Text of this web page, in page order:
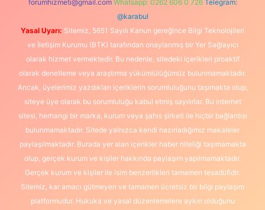
forumhizmeti@gmail.com Whatsapp: 0262 606 0 726 Telegram:
@karabul
Yasal Uyarı: Sitemiz, 5651 Sayılı Kanun gereğince Bilgi Teknolojileri
ve İletişim Kurumu (BTK) tarafından onaylanmış bir Yer Sağlayıcı
olarak hizmet vermektedir. Bu nedenle, sitedeki içerikleri proaktif
olarak denetleme veya araştırma yükümlülüğümüz bulunmamaktadır.
Ancak, üyelerimiz yazdıkları içeriklerin sorumluluğunu taşımakta olup,
siteye üye olarak bu sorumluluğu kabul etmiş sayılırlar. Bu internet
sitesi, herhangi bir marka, kurum veya şahıs şirketi ile hiçbir bağlantısı
bulunmamaktadır. Sitede yalnızca kendi hazırladığımız makaleler
paylaşılmaktadır. Burada yer alan içerikler haber niteliği taşımamakta
olup, gerçek kurum ve kişiler hakkında paylaşım yapılmamaktadır.
Gerçek kurum ve kişiler ile isim benzerlikleri tamamen tesadüfidir.
Sitemiz, kar amacı gütmeyen ve tamamen ücretsiz bir bilgi paylaşım
platformudur. Hukuka ve yasal düzenlemelere aykırı olduğunu